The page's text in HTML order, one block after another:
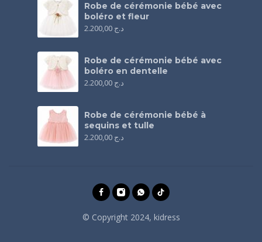
Robe de cérémonie bébé avec
boléro et fleur
د.ج
Robe de cérémonie bébé avec
boléro en dentelle
د.ج
Robe de cérémonie bébé à
sequins et tulle
د.ج
© Copyright 2024, kidress